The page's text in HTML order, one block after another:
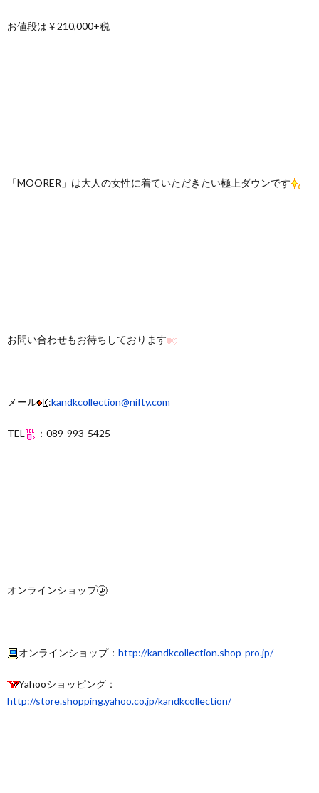
お値段は￥210,000+税
「MOORER」は大人の女性に着ていただきたい極上ダウンです
お問い合わせもお待ちしております
メール :kandkcollection@nifty.com
TEL ：089-993-5425
オンラインショップ
オンラインショップ： http://kandkcollection.shop-pro.jp/
Yahooショッピング：
http://store.shopping.yahoo.co.jp/kandkcollection/